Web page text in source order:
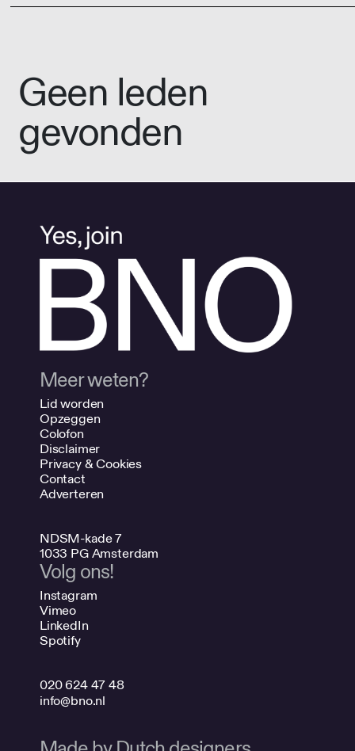
Geen leden
gevonden
Meer weten?
Lid worden
Opzeggen
Colofon
Disclaimer
Privacy & Cookies
Contact
Adverteren
NDSM-kade 7
1033 PG Amsterdam
Volg ons!
Instagram
Vimeo
LinkedIn
Spotify
020 624 47 48
info@bno.nl